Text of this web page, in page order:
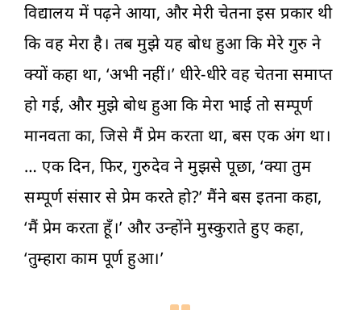
विद्यालय में पढ़ने आया, और मेरी चेतना इस प्रकार थी
कि वह मेरा है। तब मुझे यह बोध हुआ कि मेरे गुरु ने
क्यों कहा था, ‘अभी नहीं।’ धीरे-धीरे वह चेतना समाप्त
हो गई, और मुझे बोध हुआ कि मेरा भाई तो सम्पूर्ण
मानवता का, जिसे मैं प्रेम करता था, बस एक अंग था।
… एक दिन, फिर, गुरुदेव ने मुझसे पूछा, ‘क्या तुम
सम्पूर्ण संसार से प्रेम करते हो?’ मैंने बस इतना कहा,
‘मैं प्रेम करता हूँ।’ और उन्होंने मुस्कुराते हुए कहा,
‘तुम्हारा काम पूर्ण हुआ।’